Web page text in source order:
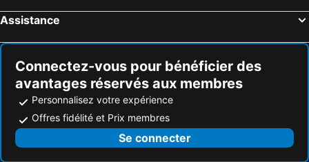
Assistance
Connectez-vous pour bénéficier des
avantages réservés aux membres
Personnalisez votre expérience
Offres fidélité et Prix membres
Se connecter